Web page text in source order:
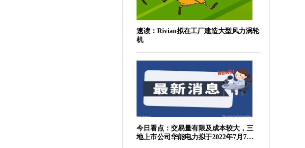
速读：Rivian拟在工厂建造大型风力涡轮
机
今日看点：交易量有限及成本较大，三
地上市公司华能电力拟于2022年7月7日